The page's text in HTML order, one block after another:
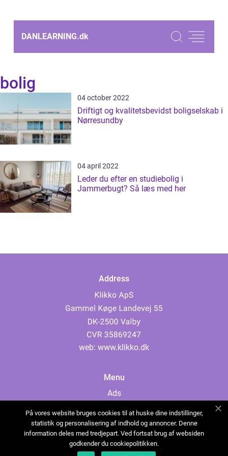
DANLEARNING.dk
bolig
04 october 2022
Driftigt og kvalitetsbevidst boligselskab i
Nørresundby
04 april 2022
Leder du efter en studiebolig i
Jammerbugt? Så læs med her
Address
web: www.klikko.dk
Menu
Ads
Cookies
Contact
Sitemap
På vores website bruges cookies til at huske dine indstillinger,
statistik og personalisering af indhold og annoncer. Denne
information deles med tredjepart. Ved fortsat brug af websiden
godkender du cookiepolitikken.